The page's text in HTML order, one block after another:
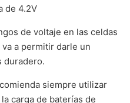
de 4.2V
de voltaje en las celdas
a permitir darle un
duradero.
siempre utilizar
carga de baterías de